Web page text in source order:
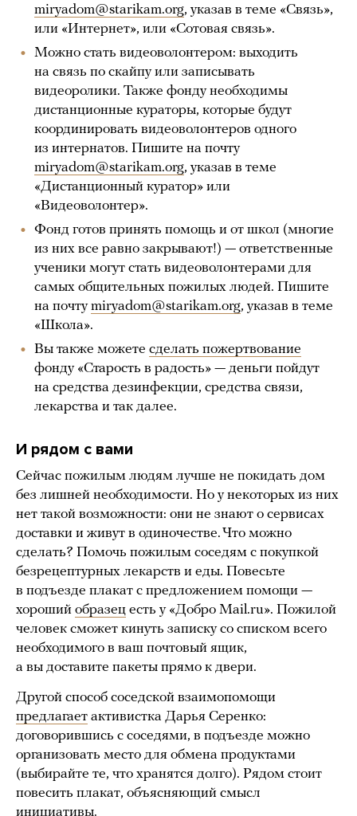
miryadom@starikam.org, указав в теме «Связь»,
или «Интернет», или «Сотовая связь».
Можно стать видеоволонтером: выходить
на связь по скайпу или записывать
видеоролики. Также фонду необходимы
дистанционные кураторы, которые будут
координировать видеоволонтеров одного
из интернатов. Пишите на почту
miryadom@starikam.org, указав в теме
«Дистанционный куратор» или
«Видеоволонтер».
Фонд готов принять помощь и от школ (многие
из них все равно закрывают!) — ответственные
ученики могут стать видеоволонтерами для
самых общительных пожилых людей. Пишите
на почтуmiryadom@starikam.org, указав в теме
«Школа».
Вы также можете сделать пожертвование
фонду «Старость в радость» — деньги пойдут
на средства дезинфекции, средства связи,
лекарства и так далее.
И рядом с вами
Сейчас пожилым людям лучше не покидать дом
без лишней необходимости. Но у некоторых из них
нет такой возможности: они не знают о сервисах
доставки и живут в одиночестве. Что можно
сделать? Помочь пожилым соседям с покупкой
безрецептурных лекарств и еды. Повесьте
в подъезде плакат с предложением помощи —
хороший образец есть у «Добро Mail.ru». Пожилой
человек сможет кинуть записку со списком всего
необходимого в ваш почтовый ящик,
а вы доставите пакеты прямо к двери.
Другой способ соседской взаимопомощи
предлагает активистка Дарья Серенко:
договорившись с соседями, в подъезде можно
организовать место для обмена продуктами
(выбирайте те, что хранятся долго). Рядом стоит
повесить плакат, объясняющий смысл
инициативы.